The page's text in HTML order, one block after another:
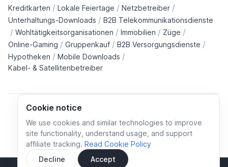
Cookie notice
We use cookies and similar technologies to improve
site functionality, understand usage, and support
affiliate tracking. Read Cookie Policy
Decline
Accept
Kreditkarten / Lokale Feiertage / Netzbetreiber /
Unterhaltungs-Downloads / B2B Telekommunikationsdienste
/ Wohltätigkeitsorganisationen / Immobilien / Züge /
Online-Gaming / Gruppenkauf / B2B Versorgungsdienste /
Hypotheken / Mobile Downloads /
Kabel- & Satellitenbetreiber
Cookie policy Cookies preferences
Privacy policy
Terms and conditions